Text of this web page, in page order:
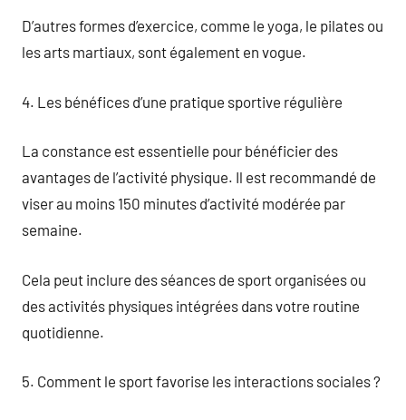
D’autres formes d’exercice, comme le yoga, le pilates ou
les arts martiaux, sont également en vogue.
4. Les bénéfices d’une pratique sportive régulière
La constance est essentielle pour bénéficier des
avantages de l’activité physique. Il est recommandé de
viser au moins 150 minutes d’activité modérée par
semaine.
Cela peut inclure des séances de sport organisées ou
des activités physiques intégrées dans votre routine
quotidienne.
5. Comment le sport favorise les interactions sociales ?